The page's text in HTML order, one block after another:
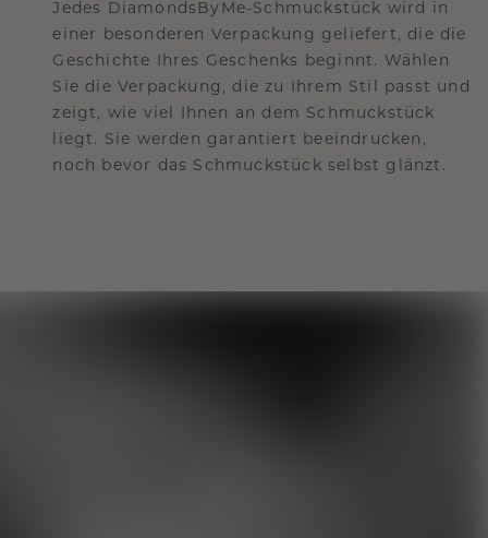
Jedes DiamondsByMe-Schmuckstück wird in
einer besonderen Verpackung geliefert, die die
Geschichte Ihres Geschenks beginnt. Wählen
Sie die Verpackung, die zu Ihrem Stil passt und
zeigt, wie viel Ihnen an dem Schmuckstück
liegt. Sie werden garantiert beeindrucken,
noch bevor das Schmuckstück selbst glänzt.